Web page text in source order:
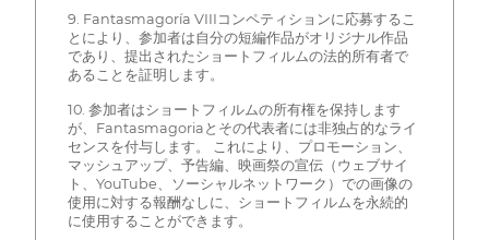
9. Fantasmagoría VIIIコンペティションに応募するこ
とにより、参加者は自分の短編作品がオリジナル作品
であり、提出されたショートフィルムの法的所有者で
あることを証明します。
10. 参加者はショートフィルムの所有権を保持します
が、Fantasmagoriaとその代表者には非独占的なライ
センスを付与します。 これにより、プロモーション、
マッシュアップ、予告編、映画祭の宣伝（ウェブサイ
ト、YouTube、ソーシャルネットワーク）での画像の
使用に対する報酬なしに、ショートフィルムを永続的
に使用することができます。